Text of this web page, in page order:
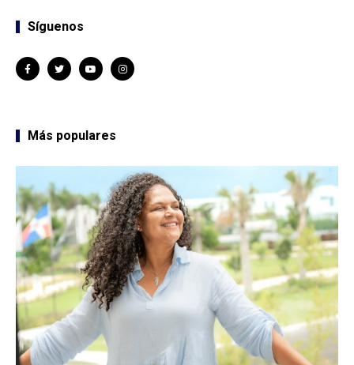
Síguenos
Más populares